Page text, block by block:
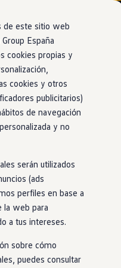
carga y ahorro
de 17 y
con estas elegantes
para condiciones
pulgadas color plata
de este sitio web
España
cookies propias y
cookies y otros
publicitarios)
de navegación
y no
serán utilizados
(ads
perfiles en base a
la web para
a tus intereses.
sobre cómo
puedes consultar